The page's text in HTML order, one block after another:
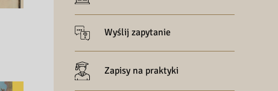
30.06.2026
Nowy numer czasopisma „Słowo,
Emocja, Ukojenie”…
29.06.2026
Poznański…
Wyślij zapytanie
Zapisy na praktyki